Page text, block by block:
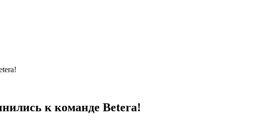
к команде Betera!